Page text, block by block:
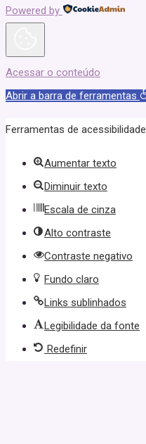
Powered by
Acessar o conteúdo
Abrir a barra de ferramentas
Ferramentas de acessibilidade
Aumentar texto
Diminuir texto
Escala de cinza
Alto contraste
Contraste negativo
Fundo claro
Links sublinhados
Legibilidade da fonte
Redefinir